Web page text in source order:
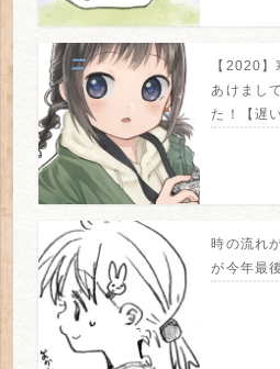
【2020】
あけまし
た！【遅
時の流れ
が今年最